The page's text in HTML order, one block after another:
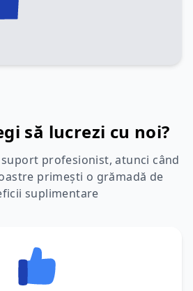
să lucrezi cu noi?
suport profesionist, atunci când
primești o grămadă de
suplimentare